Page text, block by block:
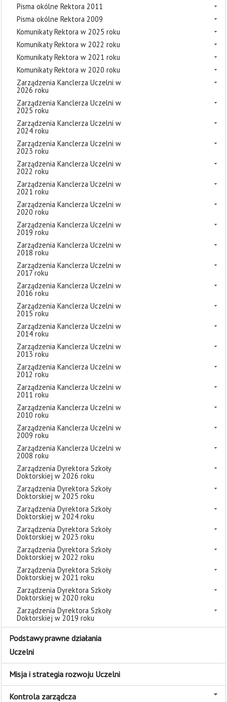
Pisma okólne Rektora 2011
Pisma okólne Rektora 2009
Komunikaty Rektora w 2025 roku
Komunikaty Rektora w 2022 roku
Komunikaty Rektora w 2021 roku
Komunikaty Rektora w 2020 roku
Zarządzenia Kanclerza Uczelni w
2026 roku
Zarządzenia Kanclerza Uczelni w
2025 roku
Zarządzenia Kanclerza Uczelni w
2024 roku
Zarządzenia Kanclerza Uczelni w
2023 roku
Zarządzenia Kanclerza Uczelni w
2022 roku
Zarządzenia Kanclerza Uczelni w
2021 roku
Zarządzenia Kanclerza Uczelni w
2020 roku
Zarządzenia Kanclerza Uczelni w
2019 roku
Zarządzenia Kanclerza Uczelni w
2018 roku
Zarządzenia Kanclerza Uczelni w
2017 roku
Zarządzenia Kanclerza Uczelni w
2016 roku
Zarządzenia Kanclerza Uczelni w
2015 roku
Zarządzenia Kanclerza Uczelni w
2014 roku
Zarządzenia Kanclerza Uczelni w
2013 roku
Zarządzenia Kanclerza Uczelni w
2012 roku
Zarządzenia Kanclerza Uczelni w
2011 roku
Zarządzenia Kanclerza Uczelni w
2010 roku
Zarządzenia Kanclerza Uczelni w
2009 roku
Zarządzenia Kanclerza Uczelni w
2008 roku
Zarządzenia Dyrektora Szkoły
Doktorskiej w 2026 roku
Zarządzenia Dyrektora Szkoły
Doktorskiej w 2025 roku
Zarządzenia Dyrektora Szkoły
Doktorskiej w 2024 roku
Zarządzenia Dyrektora Szkoły
Doktorskiej w 2023 roku
Zarządzenia Dyrektora Szkoły
Doktorskiej w 2022 roku
Zarządzenia Dyrektora Szkoły
Doktorskiej w 2021 roku
Zarządzenia Dyrektora Szkoły
Doktorskiej w 2020 roku
Zarządzenia Dyrektora Szkoły
Doktorskiej w 2019 roku
Podstawy prawne działania
Uczelni
Misja i strategia rozwoju Uczelni
Kontrola zarządcza